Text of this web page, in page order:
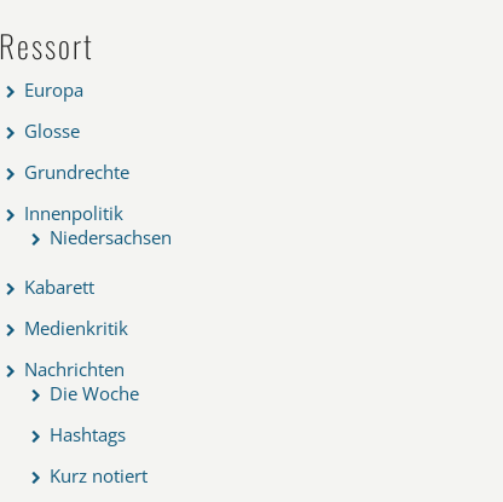
Ressort
Europa
Glosse
Grundrechte
Innenpolitik
Niedersachsen
Kabarett
Medienkritik
Nachrichten
Die Woche
Hashtags
Kurz notiert